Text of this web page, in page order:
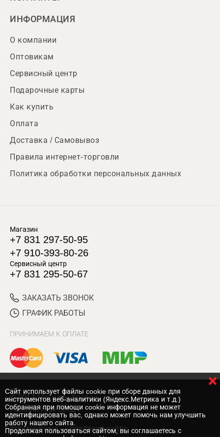
ИНФОРМАЦИЯ
О компании
Оптовикам
Сервисный центр
Подарочные карты
Как купить
Оплата
Доставка / Самовывоз
Правила интернет-торговли
Политика обработки персональных данных
Магазин
+7 831 297-50-95
+7 910-393-80-26
Сервисный центр
+7 831 295-50-67
ЗАКАЗАТЬ ЗВОНОК
ГРАФИК РАБОТЫ
ПРИНИМАЕМ К ОПЛАТЕ
© 2017 Магазин Хозяин
Нижний Новгород
Вебмеханика — создание сайта
Cайт использует файлы cookie при сборе данных для
инструментов веб-аналитики (Яндекс.Метрика и т.д.)
Собранная при помощи cookie информация не может
идентифицировать вас, однако может помочь нам улучшить
работу нашего сайта.
Продолжая пользоваться сайтом, вы соглашаетесь с